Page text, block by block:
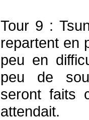
Tour 9 :
repartent en
peu en
peu de
seront faits
attendait.